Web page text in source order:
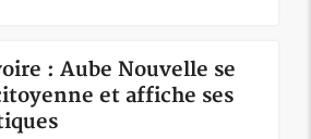
: Aube Nouvelle se
et affiche ses